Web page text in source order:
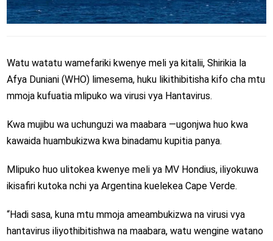
Watu watatu wamefariki kwenye meli ya kitalii, Shirikia la
Afya Duniani (WHO) limesema, huku likithibitisha kifo cha mtu
mmoja kufuatia mlipuko wa virusi vya Hantavirus.
Kwa mujibu wa uchunguzi wa maabara —ugonjwa huo kwa
kawaida huambukizwa kwa binadamu kupitia panya.
Mlipuko huo ulitokea kwenye meli ya MV Hondius, iliyokuwa
ikisafiri kutoka nchi ya Argentina kuelekea Cape Verde.
“Hadi sasa, kuna mtu mmoja ameambukizwa na virusi vya
hantavirus iliyothibitishwa na maabara, watu wengine watano